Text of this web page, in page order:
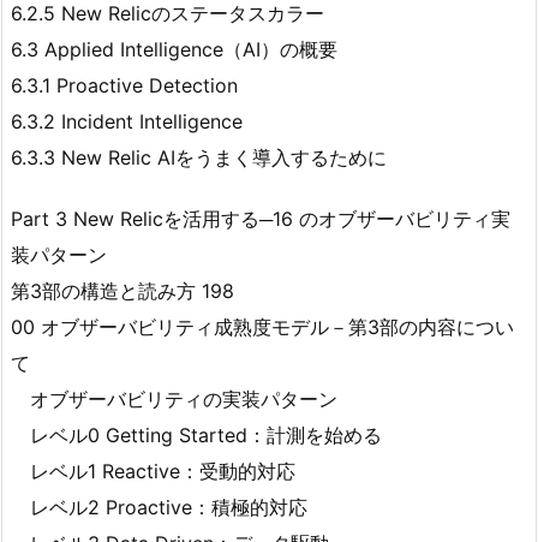
6.2.5 New Relicのステータスカラー
6.3 Applied Intelligence（AI）の概要
6.3.1 Proactive Detection
6.3.2 Incident Intelligence
6.3.3 New Relic AIをうまく導入するために
Part 3 New Relicを活用する─16 のオブザーバビリティ実
装パターン
第3部の構造と読み方 198
00 オブザーバビリティ成熟度モデル－第3部の内容につい
て
オブザーバビリティの実装パターン
レベル0 Getting Started：計測を始める
レベル1 Reactive：受動的対応
レベル2 Proactive：積極的対応